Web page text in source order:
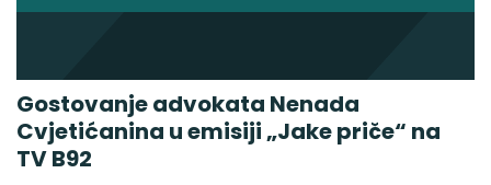
Gostovanje advokata Nenada
Cvjetićanina u emisiji „Jake priče“ na
TV B92